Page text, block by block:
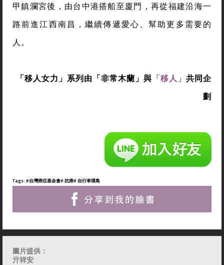
甲鎮瀾宮後，由台中港搭船至廈門，再從福建沿海一
路前進江西南昌，繼續傳遞愛心、幫助更多需要的
人。
「移人女力」系列由「非常木蘭」與 「移人」 共同企
劃
Tags: #台灣癌症基金會# 抗癌# 自行車環島
圖片提供：
亓祥安